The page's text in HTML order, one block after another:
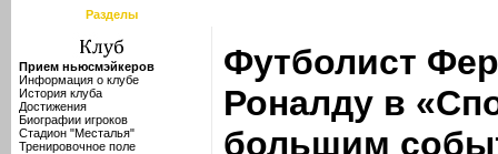
Разделы
Прием ньюсмэйкеров
Информация о клубе
История клуба
Достижения
Биографии игроков
Стадион "Месталья"
Тренировочное поле
Футболист
Роналду в
большим